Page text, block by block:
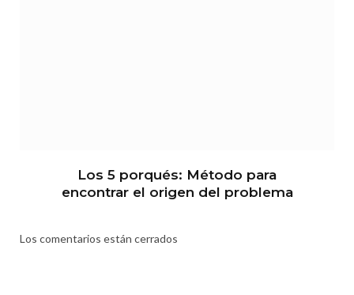
Los 5 porqués: Método para
encontrar el origen del problema
Los comentarios están cerrados